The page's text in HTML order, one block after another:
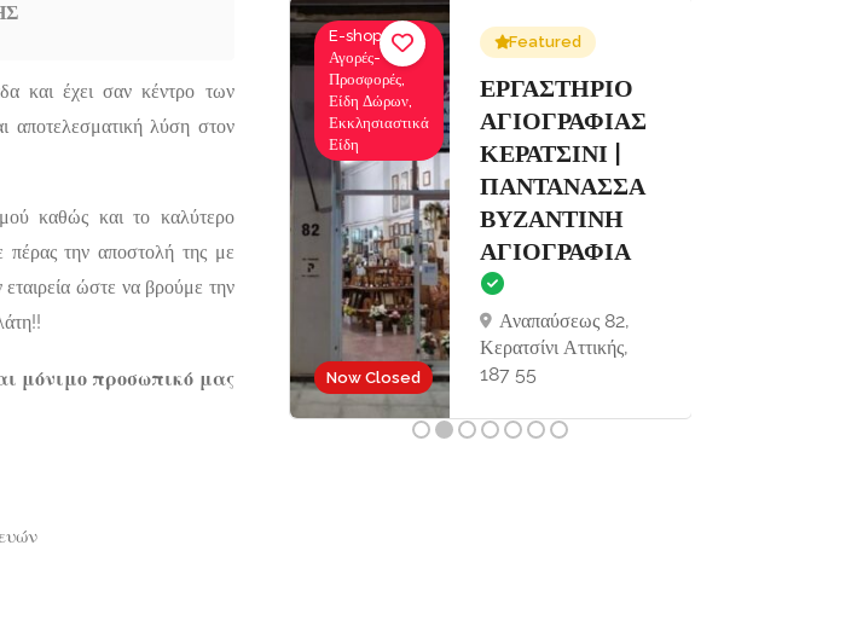
και έχει σαν κέντρο των
αποτελεσματική λύση στον
καθώς και το καλύτερο
πέρας την αποστολή της με
ώστε να βρούμε την
μόνιμο προσωπικό μας
ΣΙΔΗΡΟΚΑΤΑΣΚΕΥΕΣ
ΠΑΞΟΙ | ΖΙΑΚΚΑΣ
Now Closed
E-shops,
Αγορές-
Προσφορές,
Είδη Δώρων,
Εκκλησιαστικά
Είδη
Featured
ΕΡΓΑΣΤΗΡΙΟ
ΑΓΙΟΓΡΑΦΙΑΣ
ΚΕΡΑΤΣΙΝΙ |
ΠΑΝΤΑΝΑΣΣΑ
ΒΥΖΑΝΤΙΝΗ
ΑΓΙΟΓΡΑΦΙΑ
Αναπαύσεως 82,
Κερατσίνι Αττικής,
187 55